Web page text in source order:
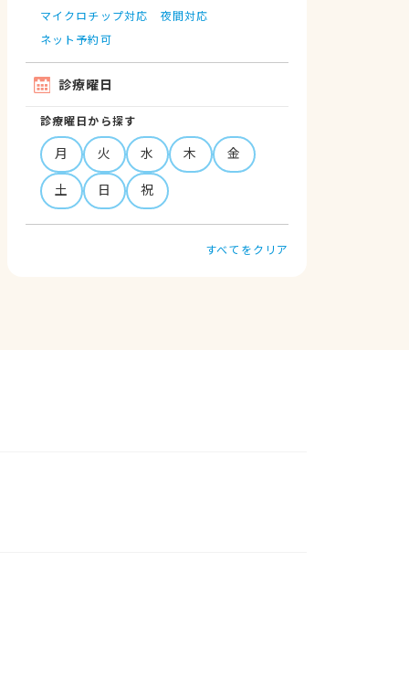
マイクロチップ対応
夜間対応
ネット予約可
診療曜日
診療曜日から探す
月 火 水 木
金
土
日 祝
すべてをクリア